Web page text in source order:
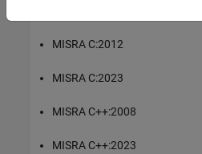
MISRA C:2012
MISRA C:2023
MISRA C++:2008
MISRA C++:2023